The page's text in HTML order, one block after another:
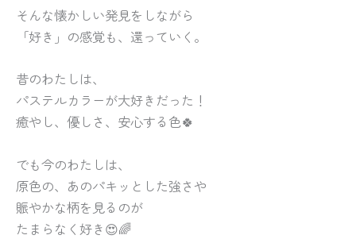
そんな懐かしい発見をしながら
「好き」の感覚も、還っていく。
昔のわたしは、
パステルカラーが大好きだった！
癒やし、優しさ、安心する色🍀
でも今のわたしは、
原色の、あのパキッとした強さや
賑やかな柄を見るのが
たまらなく好き😍🌈